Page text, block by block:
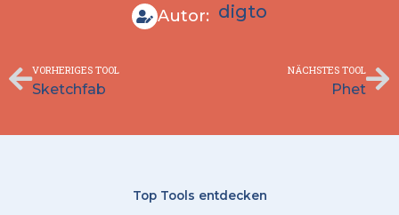
Autor: digto
VORHERIGES TOOL
Sketchfab
NÄCHSTES TOOL
Phet
Top Tools entdecken